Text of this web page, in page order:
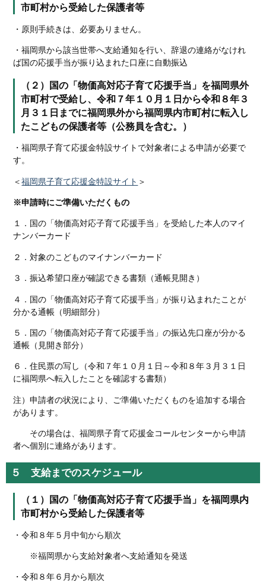
市町村から受給した保護者等
・原則手続きは、必要ありません。
・福岡県から該当世帯へ支給通知を行い、辞退の連絡がなけれ
ば国の応援手当が振り込まれた口座に自動振込
（２）国の「物価高対応子育て応援手当」を福岡県外
市町村で受給し、令和７年１０月１日から令和８年３
月３１日までに福岡県外から福岡県内市町村に転入し
たこどもの保護者等（公務員を含む。）
・福岡県子育て応援金特設サイトで対象者による申請が必要で
す。
＜福岡県子育て応援金特設サイト ＞
※申請時にご準備いただくもの
１．国の「物価高対応子育て応援手当」を受給した本人のマイ
ナンバーカード
２．対象のこどものマイナンバーカード
３．振込希望口座が確認できる書類（通帳見開き）
４．国の「物価高対応子育て応援手当」が振り込まれたことが
分かる通帳（明細部分）
５．国の「物価高対応子育て応援手当」の振込先口座が分かる
通帳（見開き部分）
６．住民票の写し（令和７年１０月１日～令和８年３月３１日
に福岡県へ転入したことを確認する書類）
注）申請者の状況により、ご準備いただくものを追加する場合
があります。
その場合は、福岡県子育て応援金コールセンターから申請
者へ個別に連絡があります。
５ 支給までのスケジュール
（１）国の「物価高対応子育て応援手当」を福岡県内
市町村から受給した保護者等
・令和８年５月中旬から順次
※福岡県から支給対象者へ支給通知を発送
・令和８年６月から順次